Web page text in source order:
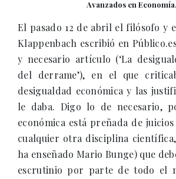
Avanzados en Economía.
El pasado 12 de abril el filósofo y
Klappenbach escribió en
y necesario artículo (‘La
del derrame’), en el que
desigualdad económica y las
le daba. Digo lo de necesario,
económica está preñada de
cualquier otra disciplina
ha enseñado Mario Bunge) que
escrutinio por parte de todo el